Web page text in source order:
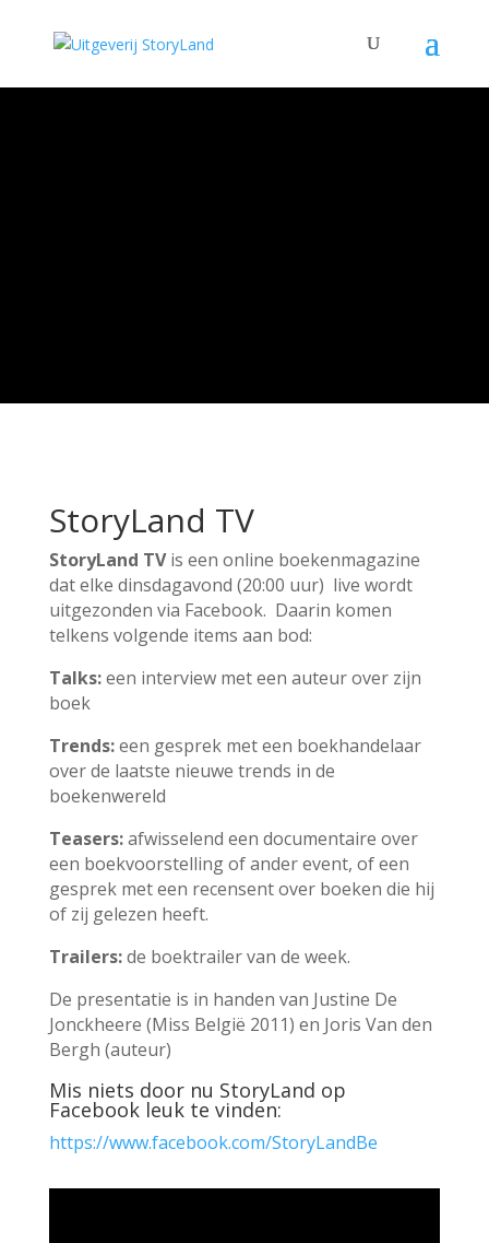
StoryLand TV
StoryLand TVis een online boekenmagazine
dat elke dinsdagavond (20:00 uur) live wordt
uitgezonden via Facebook. Daarin komen
telkens volgende items aan bod:
Talks:een interview met een auteur over zijn
boek
Trends:een gesprek met een boekhandelaar
over de laatste nieuwe trends in de
boekenwereld
Teasers:afwisselend een documentaire over
een boekvoorstelling of ander event, of een
gesprek met een recensent over boeken die hij
of zij gelezen heeft.
Trailers:de boektrailer van de week.
De presentatie is in handen van Justine De
Jonckheere (Miss België 2011) en Joris Van den
Bergh (auteur)
Mis niets door nu StoryLand op
Facebook leuk te vinden:
https://www.facebook.com/StoryLandBe